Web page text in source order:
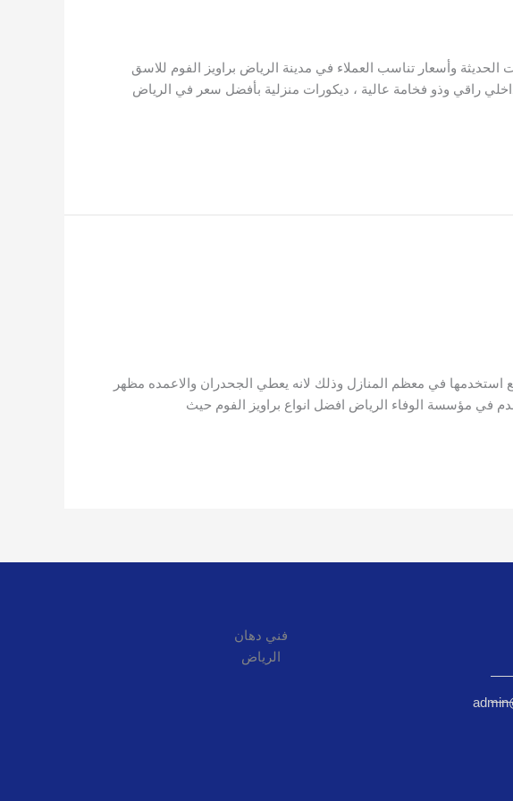
وأسعار تناسب العملاء في مدينة الرياض براويز الفوم للاسق
راقي وذو فخامة عالية ، ديكورات منزلية بأفضل سعر في الرياض
في معظم المنازل وذلك لانه يعطي الجحدران والاعمده مظهر
في مؤسسة الوفاء الرياض افضل انواع براويز الفوم حيث
فني دهان
الرياض